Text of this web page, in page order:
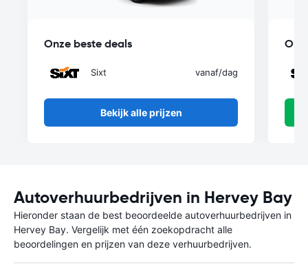
Onze beste deals
Sixt vanaf/dag
Bekijk alle prijzen
Autoverhuurbedrijven in Hervey Bay
Hieronder staan de best beoordeelde autoverhuurbedrijven in
Hervey Bay. Vergelijk met één zoekopdracht alle
beoordelingen en prijzen van deze verhuurbedrijven.